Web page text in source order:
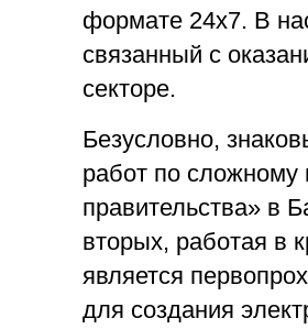
формате 24х7. В
связанный с
секторе.
Безусловно,
работ по сложному
правительства» в
вторых, работая в
является
для создания